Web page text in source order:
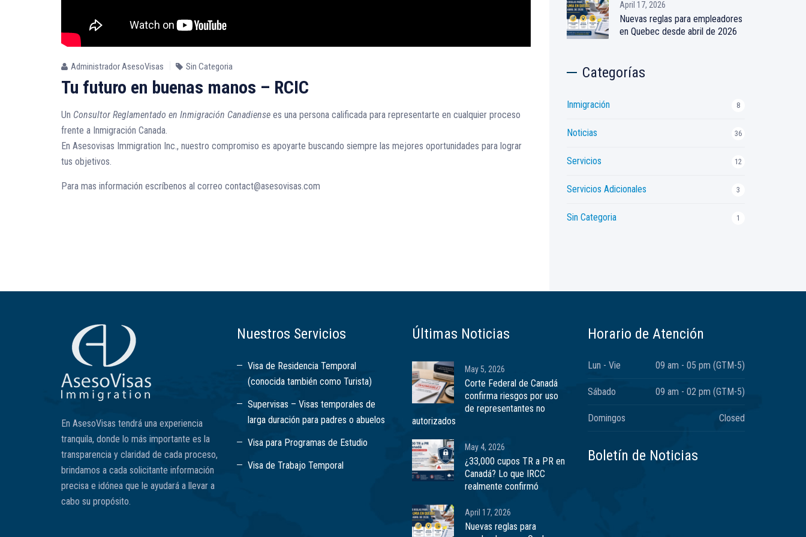
Administrador AsesoVisas Sin Categoria
Tu futuro en buenas manos – RCIC
Un Consultor Reglamentado en Inmigración Canadiense es una persona calificada para representarte en cualquier proceso
frente a Inmigración Canada.
En Asesovisas Immigration Inc., nuestro compromiso es apoyarte buscando siempre las mejores oportunidades para lograr
tus objetivos.
Para mas información escríbenos al correo contact@asesovisas.com
April 17, 2026
Nuevas reglas para empleadores
en Quebec desde abril de 2026
Categorías
Inmigración 8
Noticias 36
Servicios 12
Servicios Adicionales 3
Sin Categoria 1
En AsesoVisas tendrá una experiencia
tranquila, donde lo más importante es la
transparencia y claridad de cada proceso,
brindamos a cada solicitante información
precisa e idónea que le ayudará a llevar a
cabo su propósito.
Nuestros Servicios
Visa de Residencia Temporal
(conocida también como Turista)
Supervisas – Visas temporales de
larga duración para padres o abuelos
Visa para Programas de Estudio
Visa de Trabajo Temporal
Últimas Noticias
May 5, 2026
Corte Federal de Canadá
confirma riesgos por uso
de representantes no
autorizados
May 4, 2026
¿33,000 cupos TR a PR en
Canadá? Lo que IRCC
realmente confirmó
April 17, 2026
Nuevas reglas para
Horario de Atención
Lun - Vie 09 am - 05 pm (GTM-5)
Sábado 09 am - 02 pm (GTM-5)
Domingos Closed
Boletín de Noticias